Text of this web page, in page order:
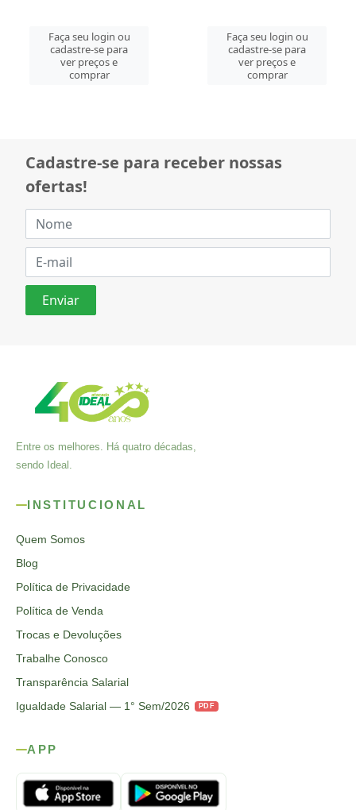
Faça seu login ou
cadastre-se para
ver preços e
comprar
Faça seu login ou
cadastre-se para
ver preços e
comprar
Cadastre-se para receber nossas
ofertas!
Entre os melhores. Há quatro décadas,
sendo Ideal.
INSTITUCIONAL
Quem Somos
Blog
Política de Privacidade
Política de Venda
Trocas e Devoluções
Trabalhe Conosco
Transparência Salarial
Igualdade Salarial — 1° Sem/2026
PDF
APP